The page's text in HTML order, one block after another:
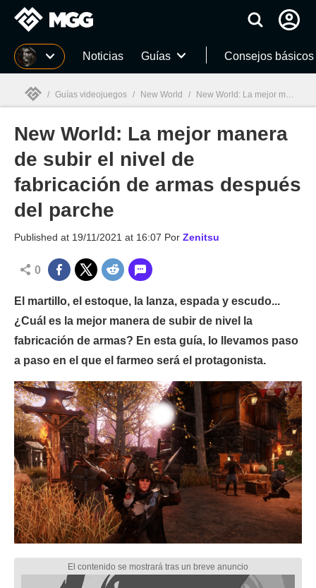
MGG Noticias Guías Consejos básicos
MGG
/ Guías videojuegos / New World / New World: La mejor manera de subir el nivel de fabricación de armas después del parche
New World: La mejor manera
de subir el nivel de
fabricación de armas después
del parche
Published at 19/11/2021 at 16:07 Por Zenitsu
0
El martillo, el estoque, la lanza, espada y escudo...
¿Cuál es la mejor manera de subir de nivel la
fabricación de armas? En esta guía, lo llevamos paso
a paso en el que el farmeo será el protagonista.